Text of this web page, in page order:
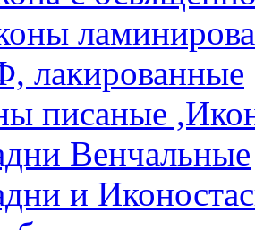
лакированные
писаные
Венчальные
и